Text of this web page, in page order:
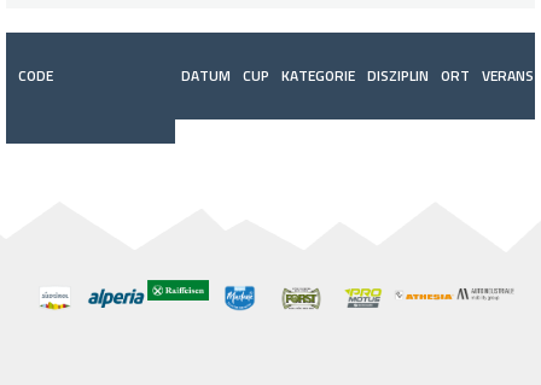
CODE DATUM CUP KATEGORIE DISZIPLIN ORT